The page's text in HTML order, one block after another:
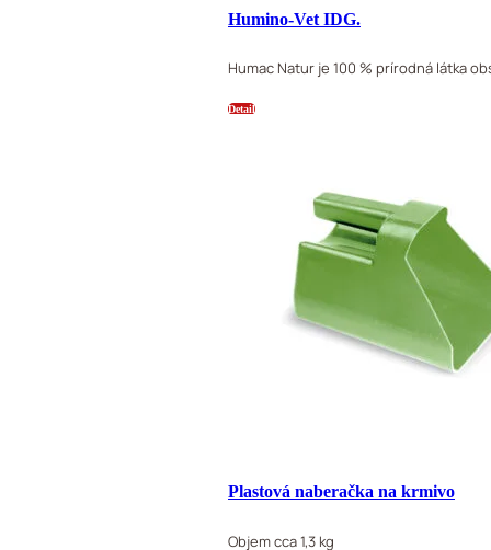
Humino-Vet IDG.
Humac Natur je 100 % prírodná látka
Detail
Plastová naberačka na krmivo
Objem cca 1,3 kg